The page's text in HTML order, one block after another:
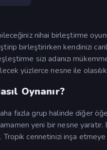
nihai birleştirme
birleştirirken kendinizi
sizi adanızı
yüzlerce nesne ile
Oynanır?
fazla grup halinde diğer
yeni bir nesne
cennetinizi inşa